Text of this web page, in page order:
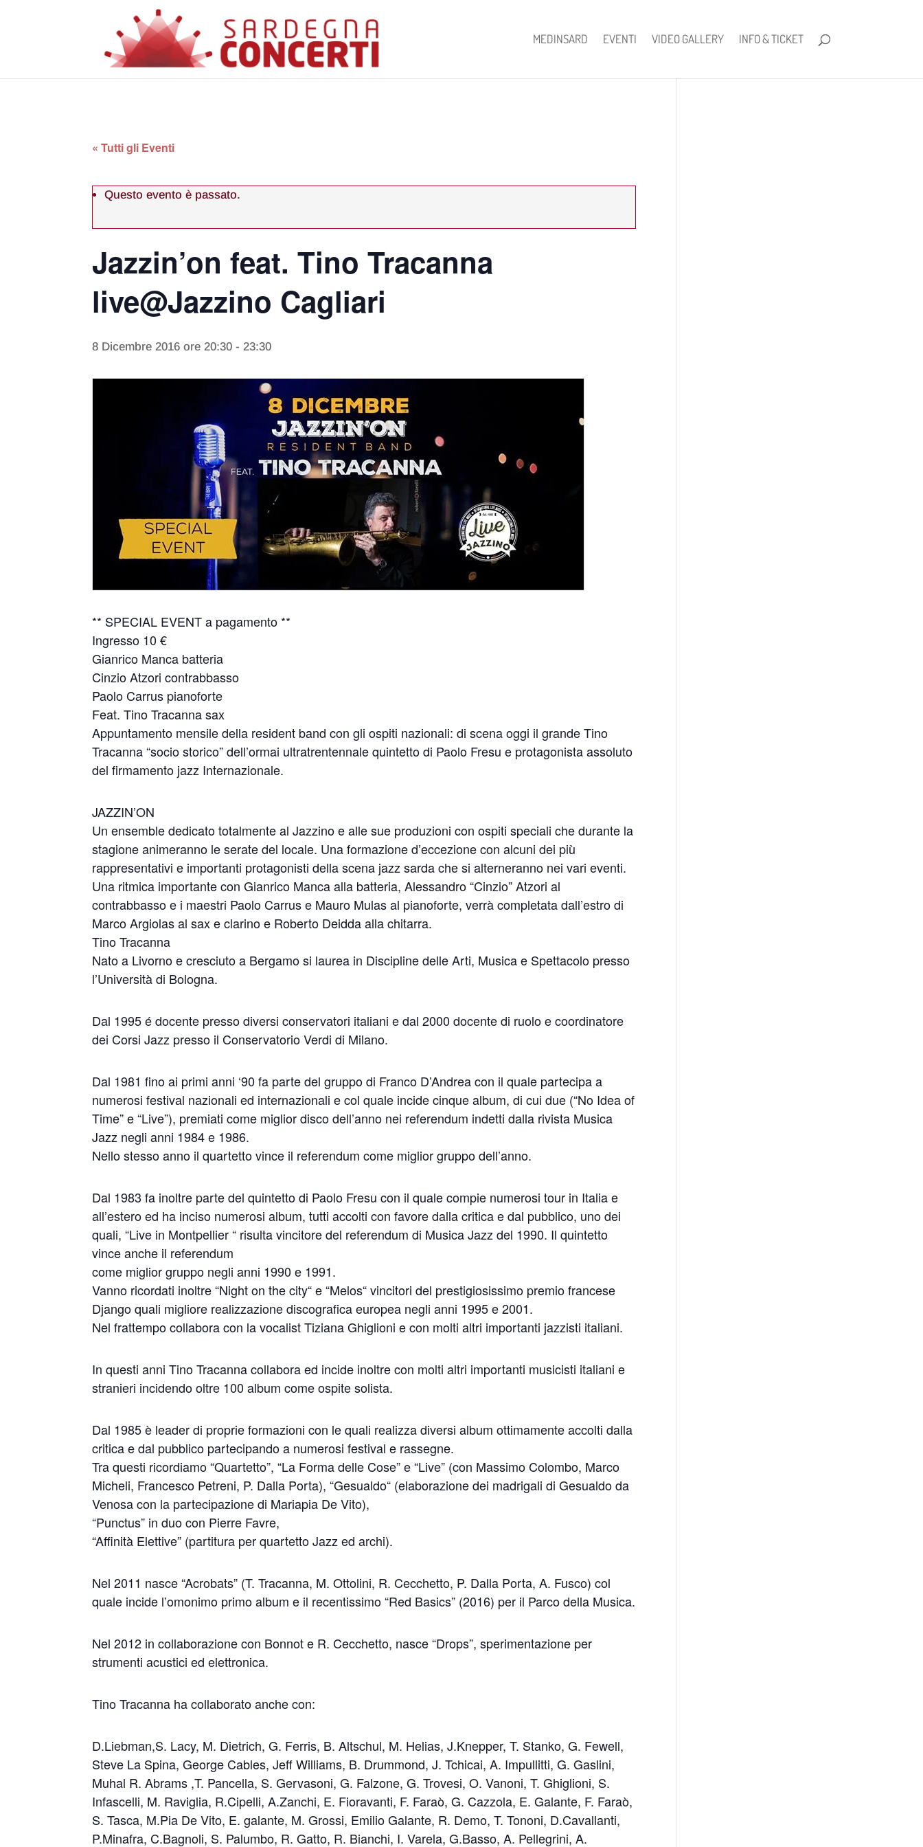
MEDINSARD EVENTI VIDEO GALLERY INFO & TICKET
« Tutti gli Eventi
Questo evento è passato.
Jazzin’on feat. Tino Tracanna
live@Jazzino Cagliari
8 Dicembre 2016 ore 20:30 -23:30
** SPECIAL EVENT a pagamento **
Ingresso 10 €
Gianrico Manca batteria
Cinzio Atzori contrabbasso
Paolo Carrus pianoforte
Feat. Tino Tracanna sax
Appuntamento mensile della resident band con gli ospiti nazionali: di scena oggi il grande Tino
Tracanna “socio storico” dell’ormai ultratrentennale quintetto di Paolo Fresu e protagonista assoluto
del firmamento jazz Internazionale.
JAZZIN’ON
Un ensemble dedicato totalmente al Jazzino e alle sue produzioni con ospiti speciali che durante la
stagione animeranno le serate del locale. Una formazione d’eccezione con alcuni dei più
rappresentativi e importanti protagonisti della scena jazz sarda che si alterneranno nei vari eventi.
Una ritmica importante con Gianrico Manca alla batteria, Alessandro “Cinzio” Atzori al
contrabbasso e i maestri Paolo Carrus e Mauro Mulas al pianoforte, verrà completata dall’estro di
Marco Argiolas al sax e clarino e Roberto Deidda alla chitarra.
Tino Tracanna
Nato a Livorno e cresciuto a Bergamo si laurea in Discipline delle Arti, Musica e Spettacolo presso
l’Università di Bologna.
Dal 1995 é docente presso diversi conservatori italiani e dal 2000 docente di ruolo e coordinatore
dei Corsi Jazz presso il Conservatorio Verdi di Milano.
Dal 1981 fino ai primi anni ‘90 fa parte del gruppo di Franco D’Andrea con il quale partecipa a
numerosi festival nazionali ed internazionali e col quale incide cinque album, di cui due (“No Idea of
Time” e “Live”), premiati come miglior disco dell’anno nei referendum indetti dalla rivista Musica
Jazz negli anni 1984 e 1986.
Nello stesso anno il quartetto vince il referendum come miglior gruppo dell’anno.
Dal 1983 fa inoltre parte del quintetto di Paolo Fresu con il quale compie numerosi tour in Italia e
all’estero ed ha inciso numerosi album, tutti accolti con favore dalla critica e dal pubblico, uno dei
quali, “Live in Montpellier “ risulta vincitore del referendum di Musica Jazz del 1990. Il quintetto
vince anche il referendum
come miglior gruppo negli anni 1990 e 1991.
Vanno ricordati inoltre “Night on the city“ e “Melos“ vincitori del prestigiosissimo premio francese
Django quali migliore realizzazione discografica europea negli anni 1995 e 2001.
Nel frattempo collabora con la vocalist Tiziana Ghiglioni e con molti altri importanti jazzisti italiani.
In questi anni Tino Tracanna collabora ed incide inoltre con molti altri importanti musicisti italiani e
stranieri incidendo oltre 100 album come ospite solista.
Dal 1985 è leader di proprie formazioni con le quali realizza diversi album ottimamente accolti dalla
critica e dal pubblico partecipando a numerosi festival e rassegne.
Tra questi ricordiamo “Quartetto”, “La Forma delle Cose” e “Live” (con Massimo Colombo, Marco
Micheli, Francesco Petreni, P. Dalla Porta), “Gesualdo“ (elaborazione dei madrigali di Gesualdo da
Venosa con la partecipazione di Mariapia De Vito),
“Punctus” in duo con Pierre Favre,
“Affinità Elettive” (partitura per quartetto Jazz ed archi).
Nel 2011 nasce “Acrobats” (T. Tracanna, M. Ottolini, R. Cecchetto, P. Dalla Porta, A. Fusco) col
quale incide l’omonimo primo album e il recentissimo “Red Basics” (2016) per il Parco della Musica.
Nel 2012 in collaborazione con Bonnot e R. Cecchetto, nasce “Drops”, sperimentazione per
strumenti acustici ed elettronica.
Tino Tracanna ha collaborato anche con:
D.Liebman,S. Lacy, M. Dietrich, G. Ferris, B. Altschul, M. Helias, J.Knepper, T. Stanko, G. Fewell,
Steve La Spina, George Cables, Jeff Williams, B. Drummond, J. Tchicai, A. Impullitti, G. Gaslini,
Muhal R. Abrams ,T. Pancella, S. Gervasoni, G. Falzone, G. Trovesi, O. Vanoni, T. Ghiglioni, S.
Infascelli, M. Raviglia, R.Cipelli, A.Zanchi, E. Fioravanti, F. Faraò, G. Cazzola, E. Galante, F. Faraò,
S. Tasca, M.Pia De Vito, E. galante, M. Grossi, Emilio Galante, R. Demo, T. Tononi, D.Cavallanti,
P.Minafra, C.Bagnoli, S. Palumbo, R. Gatto, R. Bianchi, I. Varela, G.Basso, A. Pellegrini, A.